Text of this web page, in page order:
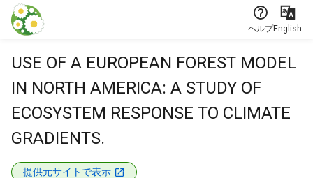
本文に飛ぶ
ヘルプEnglish
USE OF A EUROPEAN FOREST MODEL
IN NORTH AMERICA: A STUDY OF
ECOSYSTEM RESPONSE TO CLIMATE
GRADIENTS.
提供元サイトで表示